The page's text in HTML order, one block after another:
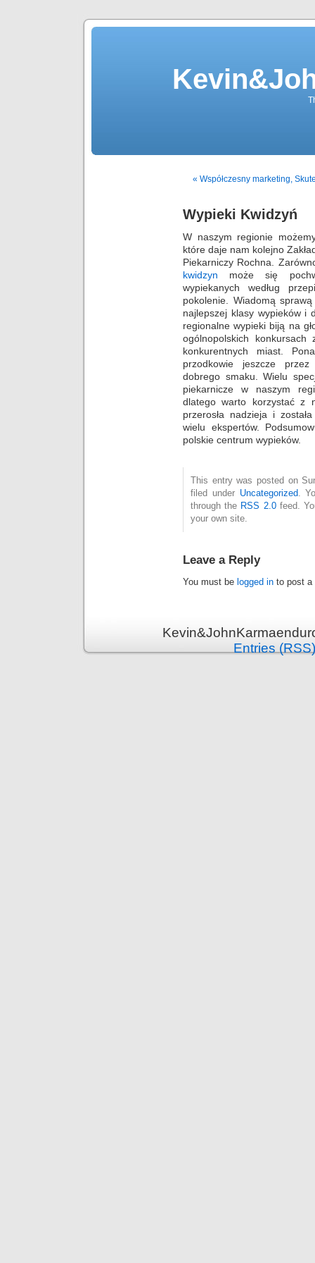
« Współczesny marketing,
Wypieki Kwidzyń
W naszym regionie
które daje nam kolejno
Piekarniczy Rochna.
kwidzyn może się
wypiekanych według
pokolenie. Wiadomą
najlepszej klasy wypieków i
regionalne wypieki biją na
ogólnopolskich konkursach
konkurentnych miast.
przodkowie jeszcze
dobrego smaku. Wielu
piekarnicze w naszym
dlatego warto korzystać z
przerosła nadzieja i
wielu ekspertów.
polskie centrum wypieków.
This entry was posted on
filed under Uncategorized.
through the RSS 2.0feed.
your own site.
Leave a Reply
You must be logged in to post a
Entries (RSS)